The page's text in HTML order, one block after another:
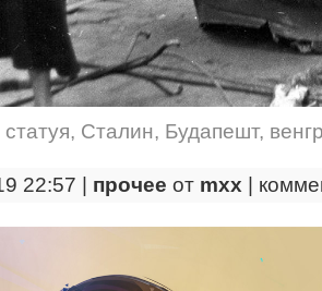
статуя, Сталин, Будапешт,
22:57 | прочее от mxx